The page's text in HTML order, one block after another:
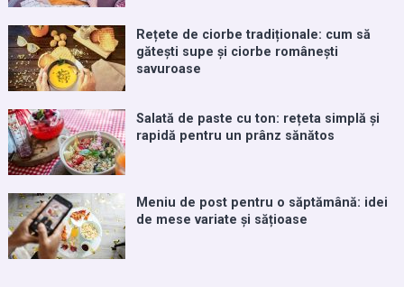
Rețete de ciorbe tradiționale: cum să
gătești supe și ciorbe românești
savuroase
Salată de paste cu ton: rețeta simplă și
rapidă pentru un prânz sănătos
Meniu de post pentru o săptămână: idei
de mese variate și sățioase